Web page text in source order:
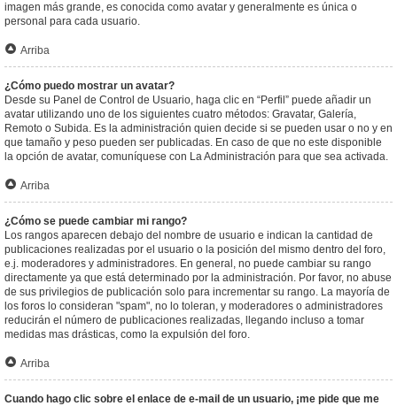
imagen más grande, es conocida como avatar y generalmente es única o
personal para cada usuario.
Arriba
¿Cómo puedo mostrar un avatar?
Desde su Panel de Control de Usuario, haga clic en “Perfil” puede añadir un
avatar utilizando uno de los siguientes cuatro métodos: Gravatar, Galería,
Remoto o Subida. Es la administración quien decide si se pueden usar o no y en
que tamaño y peso pueden ser publicadas. En caso de que no este disponible
la opción de avatar, comuníquese con La Administración para que sea activada.
Arriba
¿Cómo se puede cambiar mi rango?
Los rangos aparecen debajo del nombre de usuario e indican la cantidad de
publicaciones realizadas por el usuario o la posición del mismo dentro del foro,
e.j. moderadores y administradores. En general, no puede cambiar su rango
directamente ya que está determinado por la administración. Por favor, no abuse
de sus privilegios de publicación solo para incrementar su rango. La mayoría de
los foros lo consideran "spam", no lo toleran, y moderadores o administradores
reducirán el número de publicaciones realizadas, llegando incluso a tomar
medidas mas drásticas, como la expulsión del foro.
Arriba
Cuando hago clic sobre el enlace de e-mail de un usuario, ¡me pide que me